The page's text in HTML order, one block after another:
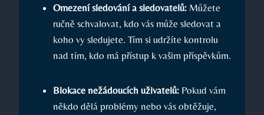
Omezení sledování a sledovatelů: Můžete
ručně schvalovat, kdo vás může sledovat a
koho vy sledujete. Tím si udržíte kontrolu
nad tím, kdo má přístup k vašim příspěvkům.
Blokace nežádoucích uživatelů: Pokud vám
někdo dělá problémy nebo vás obtěžuje,